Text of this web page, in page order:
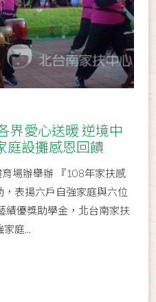
界愛心送暖 逆境中
庭設攤感恩回饋
場辦舉辦 『108年家扶感
表揚六戶自強家庭與六位
績優獎助學金，北台南家扶
庭...